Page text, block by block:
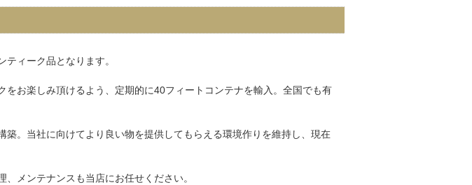
ィーク品となります。
お楽しみ頂けるよう、定期的に40フィートコンテナを輸入。全国でも有
。当社に向けてより良い物を提供してもらえる環境作りを維持し、現在
メンテナンスも当店にお任せください。